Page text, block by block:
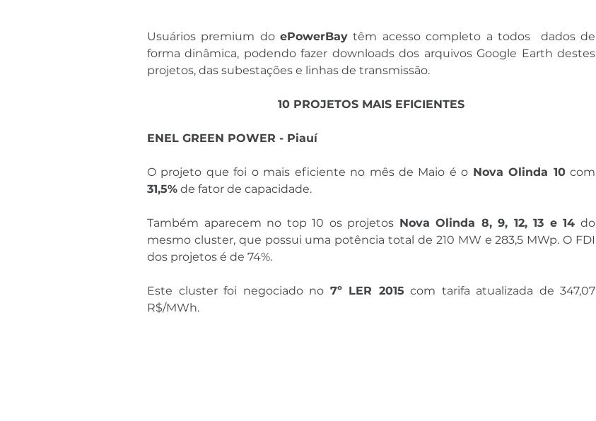
Usuários premium do ePowerBay têm acesso completo a todos  dados de
forma dinâmica, podendo fazer downloads dos arquivos Google Earth destes
projetos, das subestações e linhas de transmissão.
10 PROJETOS MAIS EFICIENTES
ENEL GREEN POWER - Piauí
O projeto que foi o mais eficiente no mês de Maio é o Nova Olinda 10
31,5% de fator de capacidade.
Também aparecem no top 10 os projetos Nova Olinda 8, 9, 12, 13 e 14 do
mesmo cluster, que possui uma potência total de 210 MW e 283,5 MWp. O FDI
dos projetos é de 74%.
Este cluster foi negociado no 7º LER 2015 com tarifa atualizada de 347,07
R$/MWh.